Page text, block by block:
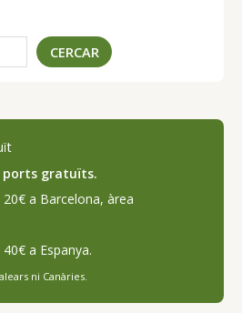
CERCAR
ports gratuïts.
a Barcelona, ​​àrea
a Espanya.
ni Canàries.